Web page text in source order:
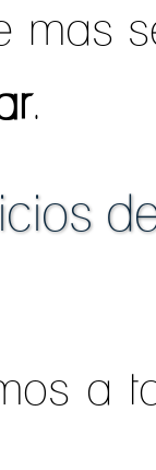
mas
.
a